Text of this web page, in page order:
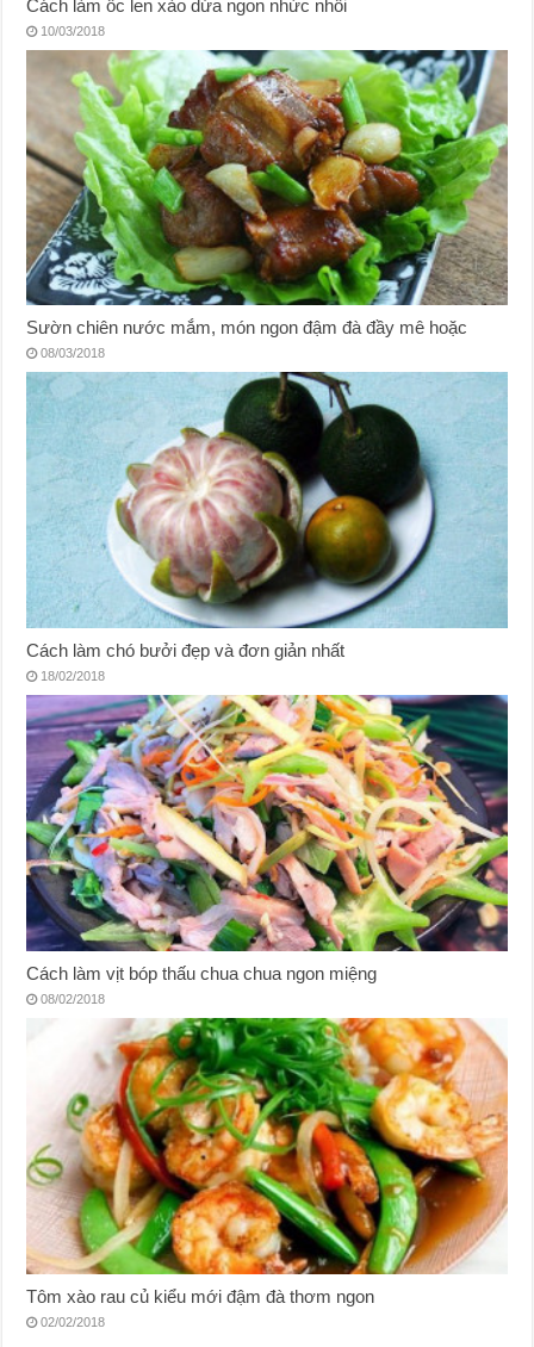
Cách làm ốc len xào dừa ngon nhức nhối
10/03/2018
Sườn chiên nước mắm, món ngon đậm đà đầy mê hoặc
08/03/2018
Cách làm chó bưởi đẹp và đơn giản nhất
18/02/2018
Cách làm vịt bóp thấu chua chua ngon miệng
08/02/2018
Tôm xào rau củ kiểu mới đậm đà thơm ngon
02/02/2018